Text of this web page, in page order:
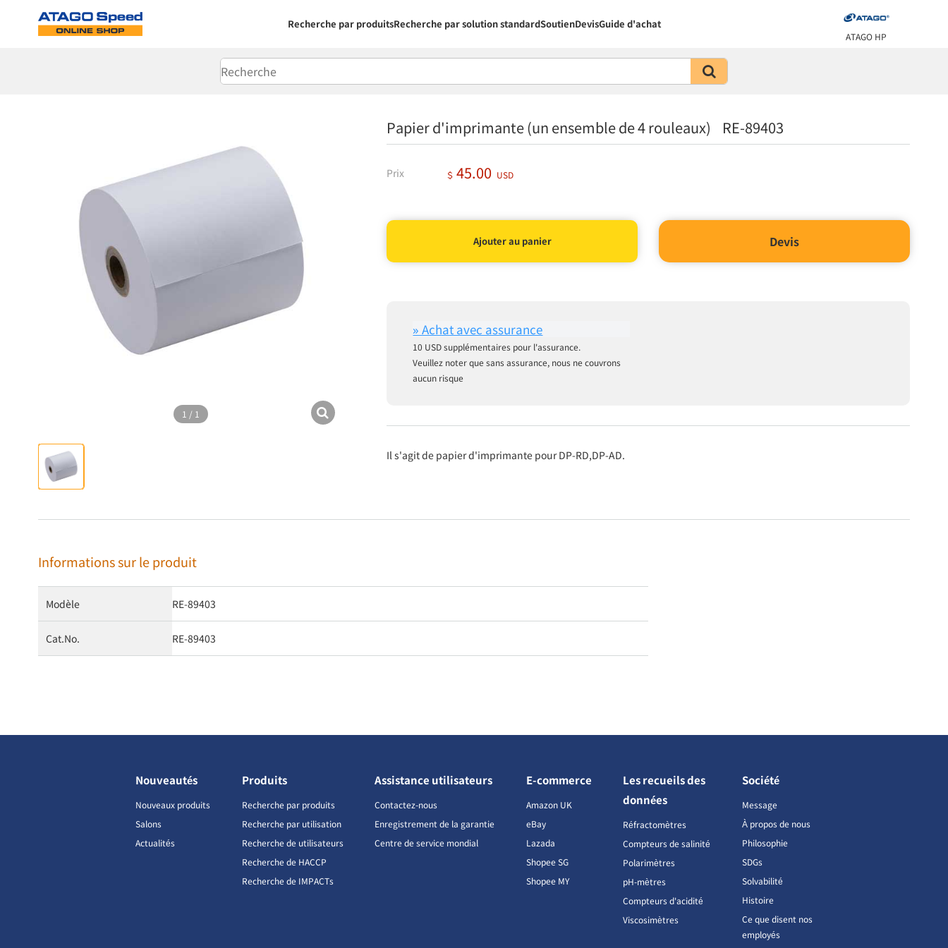
Recherche par produitsRecherche par solution standardSoutienDevisGuide d'achat
ATAGO HP
1 / 1
Papier d'imprimante (un ensemble de 4 rouleaux) RE-89403
Prix ＄ 45.00 USD
Devis
10 USD supplémentaires pour l'assurance.
Veuillez noter que sans assurance, nous ne couvrons
aucun risque
Il s'agit de papier d'imprimante pour DP-RD,DP-AD.
Informations sur le produit
Modèle RE-89403
Cat.No. RE-89403
Nouveautés
Nouveaux produits
Salons
Actualités
Produits
Recherche par produits
Recherche par utilisation
Recherche de utilisateurs
Recherche de HACCP
Recherche de IMPACTs
Assistance utilisateurs
Contactez-nous
Enregistrement de la garantie
Centre de service mondial
E-commerce
Amazon UK
eBay
Lazada
Shopee SG
Shopee MY
Les recueils des
données
Réfractomètres
Compteurs de salinité
Polarimètres
pH-mètres
Compteurs d'acidité
Viscosimètres
Société
Message
À propos de nous
Philosophie
SDGs
Solvabilité
Histoire
Ce que disent nos
employés